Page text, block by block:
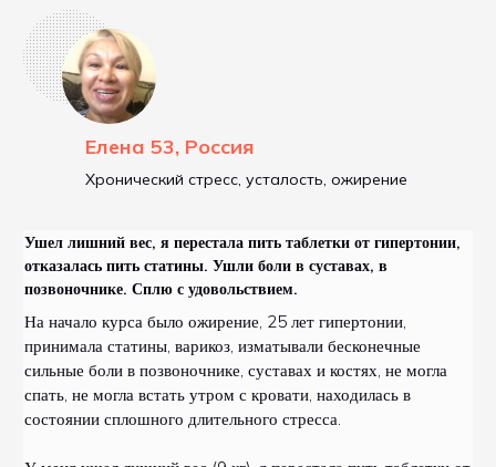
Елена 53, Россия
Хронический стресс, усталость, ожирение
Ушел лишний вес, я перестала пить таблетки от гипертонии,
отказалась пить статины. Ушли боли в суставах, в
позвоночнике. Сплю с удовольствием.
На начало курса было ожирение, 25 лет гипертонии,
принимала статины, варикоз, изматывали бесконечные
сильные боли в позвоночнике, суставах и костях, не могла
спать, не могла встать утром с кровати, находилась в
состоянии сплошного длительного стресса.